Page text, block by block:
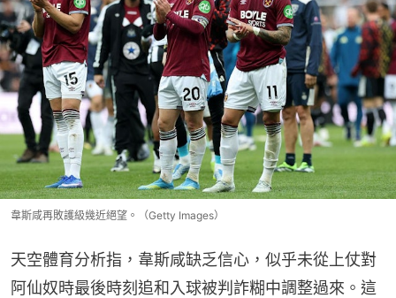
韋斯咸再敗護級幾近絕望。（Getty Images）
天空體育分析指，韋斯咸缺乏信心，似乎未從上仗對
阿仙奴時最後時刻追和入球被判詐糊中調整過來。這